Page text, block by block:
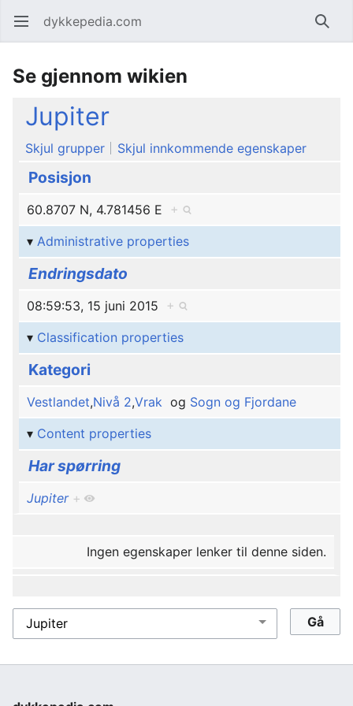
Åpne hovedmenyen dykkepedia.com Søk
Se gjennom wikien
Jupiter
Skjul grupper Skjul innkommende egenskaper
Posisjon
60.8707 N, 4.781456 E +
Administrative properties
Endringsdato
08:59:53, 15 juni 2015 +
Classification properties
Kategori
Vestlandet,Nivå 2,Vrakog Sogn og Fjordane
Content properties
Har spørring
Jupiter +
Ingen egenskaper lenker til denne siden.